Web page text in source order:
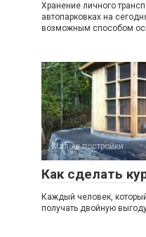
Хранение личного
автопарковках на
возможным способом
Малые постройки
Как сделать
Каждый человек,
получать двойную